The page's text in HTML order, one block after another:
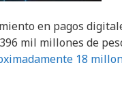
en pagos
mil millones de
18